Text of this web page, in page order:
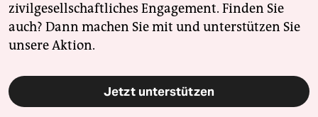
zivilgesellschaftliches Engagement. Finden Sie
auch? Dann machen Sie mit und unterstützen Sie
unsere Aktion.
Jetzt unterstützen